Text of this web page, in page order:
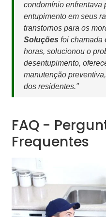
condomínio enfrentava
entupimento em seus
transtornos para os
Soluções foi chamada
horas, solucionou o
desentupimento,
manutenção
dos residentes."
FAQ -
Frequentes